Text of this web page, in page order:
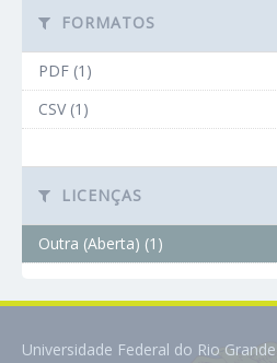
FORMATOS
PDF (1)
CSV (1)
LICENÇAS
Outra (Aberta) (1)
Universidade Federal do Rio